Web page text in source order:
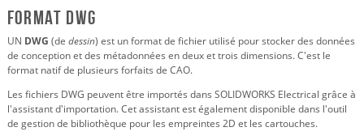
Format DWG
UN DWG (de dessin) est un format de fichier utilisé pour stocker des données
de conception et des métadonnées en deux et trois dimensions. C'est le
format natif de plusieurs forfaits de CAO.
Les fichiers DWG peuvent être importés dans SOLIDWORKS Electrical grâce à
l'assistant d'importation. Cet assistant est également disponible dans l'outil
de gestion de bibliothèque pour les empreintes 2D et les cartouches.